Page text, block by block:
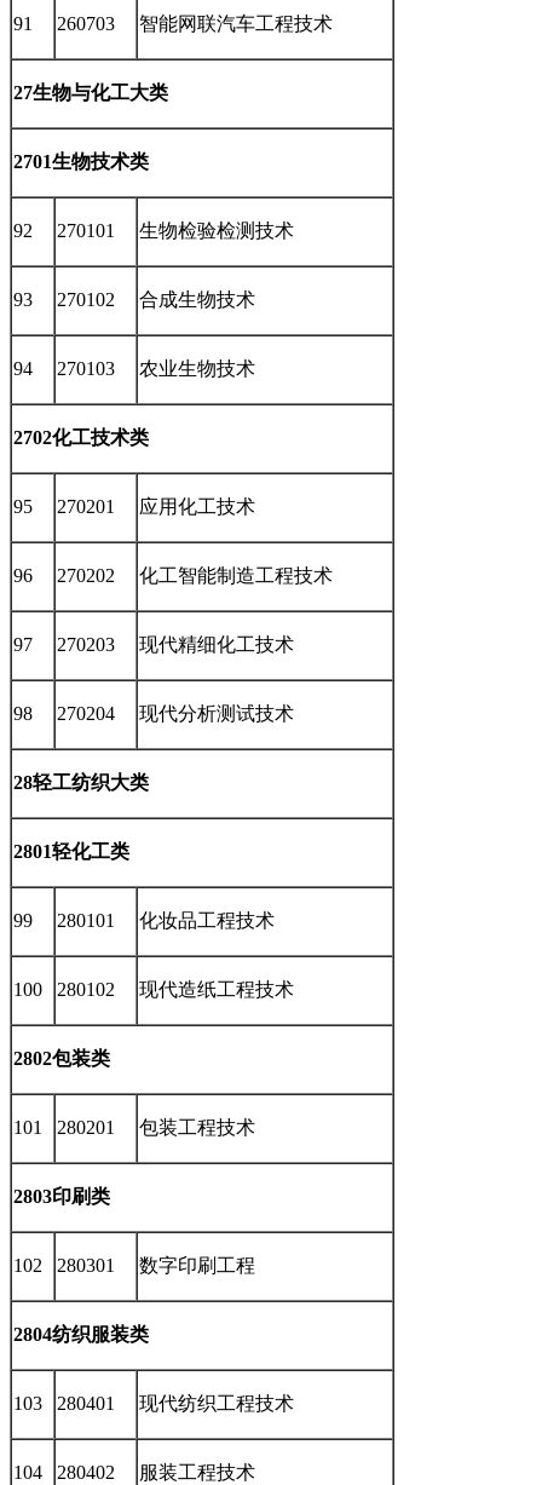
91 260703 智能网联汽车工程技术
27生物与化工大类
2701生物技术类
92 270101 生物检验检测技术
93 270102 合成生物技术
94 270103 农业生物技术
2702化工技术类
95 270201 应用化工技术
96 270202 化工智能制造工程技术
97 270203 现代精细化工技术
98 270204 现代分析测试技术
28轻工纺织大类
2801轻化工类
99 280101 化妆品工程技术
100 280102 现代造纸工程技术
2802包装类
101 280201 包装工程技术
2803印刷类
102 280301 数字印刷工程
2804纺织服装类
103 280401 现代纺织工程技术
104 280402 服装工程技术